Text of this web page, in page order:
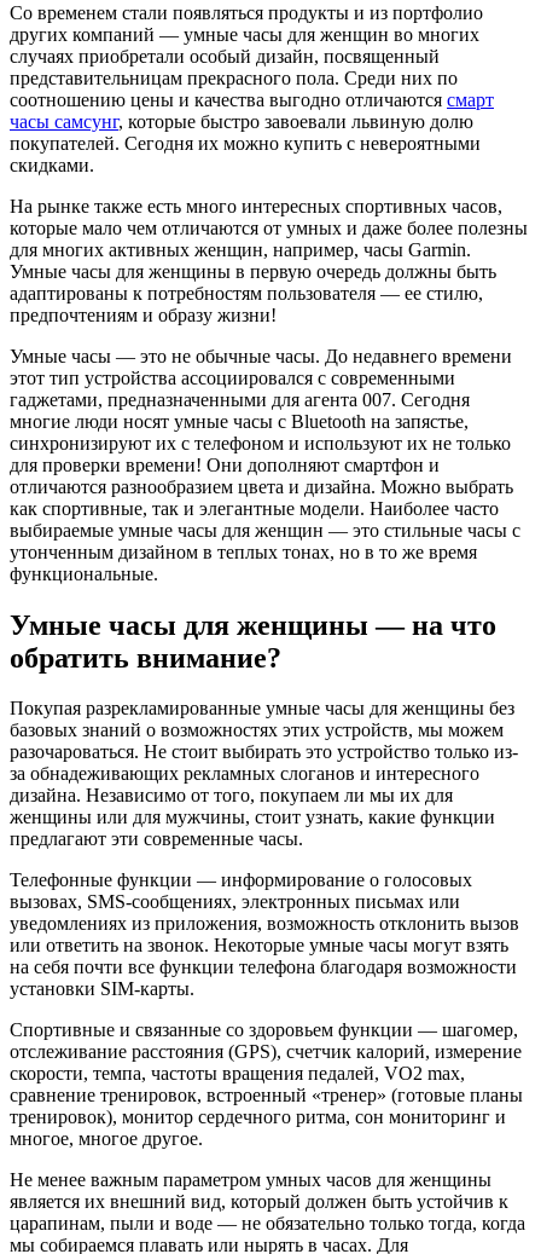
Со временем стали появляться продукты и из портфолио
других компаний — умные часы для женщин во многих
случаях приобретали особый дизайн, посвященный
представительницам прекрасного пола. Среди них по
соотношению цены и качества выгодно отличаются смарт
часы самсунг, которые быстро завоевали львиную долю
покупателей. Сегодня их можно купить с невероятными
скидками.
На рынке также есть много интересных спортивных часов,
которые мало чем отличаются от умных и даже более полезны
для многих активных женщин, например, часы Garmin.
Умные часы для женщины в первую очередь должны быть
адаптированы к потребностям пользователя — ее стилю,
предпочтениям и образу жизни!
Умные часы — это не обычные часы. До недавнего времени
этот тип устройства ассоциировался с современными
гаджетами, предназначенными для агента 007. Сегодня
многие люди носят умные часы с Bluetooth на запястье,
синхронизируют их с телефоном и используют их не только
для проверки времени! Они дополняют смартфон и
отличаются разнообразием цвета и дизайна. Можно выбрать
как спортивные, так и элегантные модели. Наиболее часто
выбираемые умные часы для женщин — это стильные часы с
утонченным дизайном в теплых тонах, но в то же время
функциональные.
Умные часы для женщины — на что
обратить внимание?
Покупая разрекламированные умные часы для женщины без
базовых знаний о возможностях этих устройств, мы можем
разочароваться. Не стоит выбирать это устройство только из-
за обнадеживающих рекламных слоганов и интересного
дизайна. Независимо от того, покупаем ли мы их для
женщины или для мужчины, стоит узнать, какие функции
предлагают эти современные часы.
Телефонные функции — информирование о голосовых
вызовах, SMS-сообщениях, электронных письмах или
уведомлениях из приложения, возможность отклонить вызов
или ответить на звонок. Некоторые умные часы могут взять
на себя почти все функции телефона благодаря возможности
установки SIM-карты.
Спортивные и связанные со здоровьем функции — шагомер,
отслеживание расстояния (GPS), счетчик калорий, измерение
скорости, темпа, частоты вращения педалей, VO2 max,
сравнение тренировок, встроенный «тренер» (готовые планы
тренировок), монитор сердечного ритма, сон мониторинг и
многое, многое другое.
Не менее важным параметром умных часов для женщины
является их внешний вид, который должен быть устойчив к
царапинам, пыли и воде — не обязательно только тогда, когда
мы собираемся плавать или нырять в часах. Для